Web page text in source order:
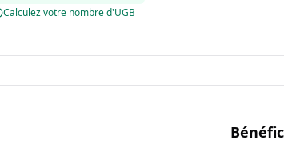
Calculez votre nombre d'UGB